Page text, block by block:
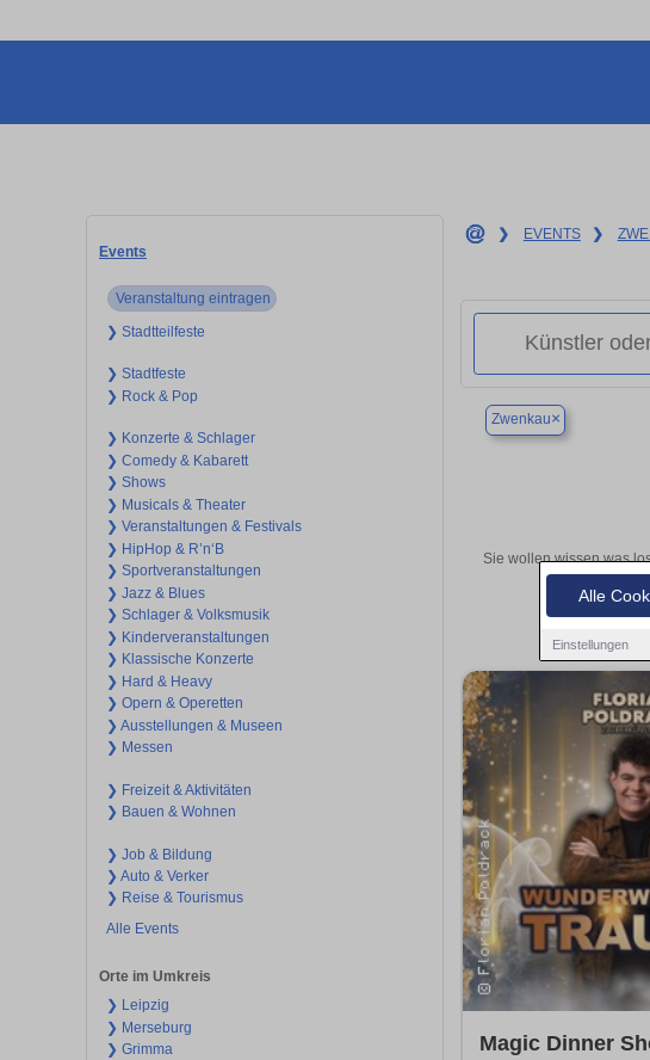
Alle
Einstellungen
Events
Veranstaltung eintragen
❯ Stadtteilfeste
❯ Stadtfeste
❯ Rock & Pop
❯ Konzerte & Schlager
❯ Comedy & Kabarett
❯ Shows
❯ Musicals & Theater
❯ Veranstaltungen & Festivals
❯ HipHop & R’n‘B
❯ Sportveranstaltungen
❯ Jazz & Blues
❯ Schlager & Volksmusik
❯ Kinderveranstaltungen
❯ Klassische Konzerte
❯ Hard & Heavy
❯ Opern & Operetten
❯ Ausstellungen & Museen
❯ Messen
❯ Freizeit & Aktivitäten
❯ Bauen & Wohnen
❯ Job & Bildung
❯ Auto & Verker
❯ Reise & Tourismus
Alle Events
Orte im Umkreis
❯ Leipzig
❯ Merseburg
❯ Grimma
❯ EVENTS ❯
Zwenkau×
Sie wollen wissen was
Magic Dinner